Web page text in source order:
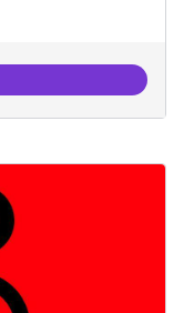
software lliure